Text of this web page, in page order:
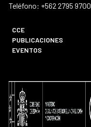
Teléfono: +562 2795 9700
CCE
PUBLICACIONES
EVENTOS